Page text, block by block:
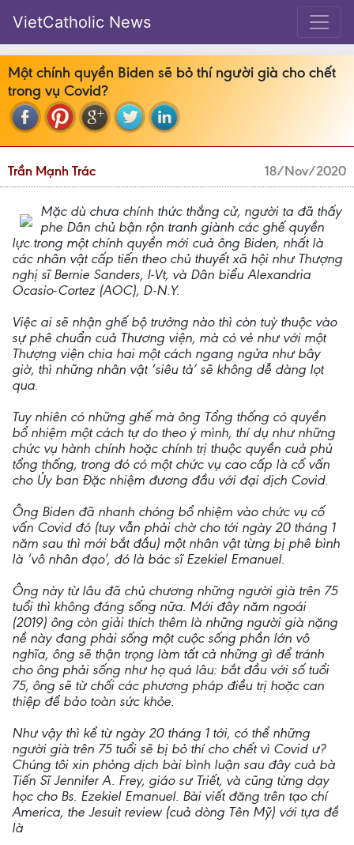
VietCatholic News
Một chính quyền Biden sẽ bỏ thí người già cho chết
trong vụ Covid?
Trần Mạnh Trác 18/Nov/2020
Mặc dù chưa chính thức thắng cử, người ta đã thấy
phe Dân chủ bận rộn tranh giành các ghế quyền
lực trong một chính quyền mới cuả ông Biden, nhất là
các nhân vật cấp tiến theo chủ thuyết xã hội như Thượng
nghị sĩ Bernie Sanders, I-Vt, và Dân biểu Alexandria
Ocasio-Cortez (AOC), D-N.Y.
Việc ai sẽ nhận ghế bộ trưởng nào thì còn tuỳ thuộc vào
sự phê chuẩn cuả Thương viện, mà có vẻ như với một
Thượng viện chia hai một cách ngang ngửa như bây
giờ, thì những nhân vật ‘siêu tả’ sẽ không dễ dàng lọt
qua.
Tuy nhiên có những ghế mà ông Tổng thống có quyền
bổ nhiệm một cách tự do theo ý mình, thí dụ như những
chức vụ hành chính hoặc chính trị thuộc quyền cuả phủ
tổng thống, trong đó có một chức vụ cao cấp là cố vấn
cho Ủy ban Đặc nhiệm đương đầu với đại dịch Covid.
Ông Biden đã nhanh chóng bổ nhiệm vào chức vụ cố
vấn Covid đó (tuy vẫn phải chờ cho tới ngày 20 tháng 1
năm sau thì mới bắt đầu) một nhân vật từng bị phê bình
là ‘vô nhân đạo’, đó là bác sĩ Ezekiel Emanuel.
Ông này từ lâu đã chủ chương những người già trên 75
tuổi thì không đáng sống nữa. Mới đây năm ngoái
(2019) ông còn giải thích thêm là những người già nặng
nề này đang phải sống một cuộc sống phần lớn vô
nghĩa, ông sẽ thận trọng làm tất cả những gì để tránh
cho ông phải sống như họ quá lâu: bắt đầu với số tuổi
75, ông sẽ từ chối các phương pháp điều trị hoặc can
thiệp để bảo toàn sức khỏe.
Như vậy thì kể từ ngày 20 tháng 1 tới, có thể những
người già trên 75 tuổi sẽ bị bỏ thí cho chết vì Covid ư?
Chúng tôi xin phỏng dịch bài bình luận sau đây cuả bà
Tiến Sĩ Jennifer A. Frey, giáo sư Triết, và cũng từng dạy
học cho Bs. Ezekiel Emanuel. Bài viết đăng trên tạo chí
America, the Jesuit review (cuả dòng Tên Mỹ) với tựa đề
là